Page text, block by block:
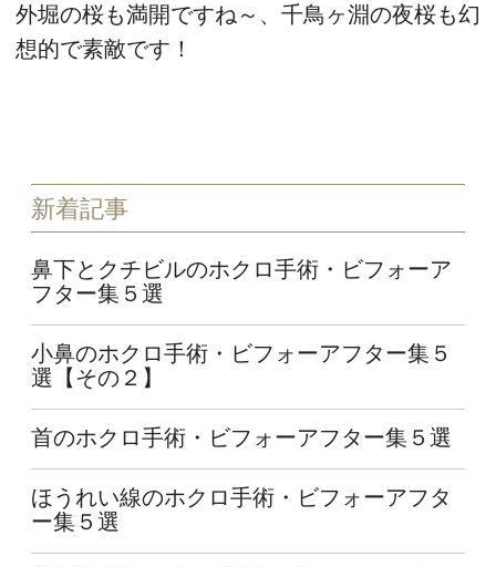
外堀の桜も満開ですね～、千鳥ヶ淵の夜桜も幻
想的で素敵です！
新着記事
鼻下とクチビルのホクロ手術・ビフォーア
フター集５選
小鼻のホクロ手術・ビフォーアフター集５
選【その２】
首のホクロ手術・ビフォーアフター集５選
ほうれい線のホクロ手術・ビフォーアフタ
ー集５選